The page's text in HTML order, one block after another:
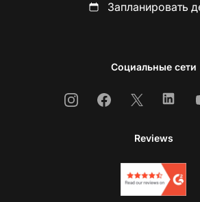
Запланировать
Социальные сети
InstagramFacebook
X
Reviews